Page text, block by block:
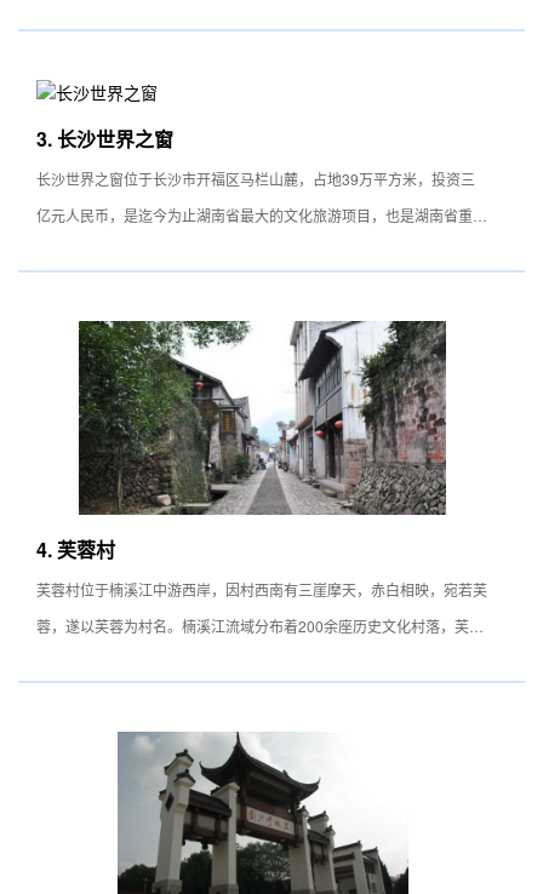
个。
湖南省博物馆文物藏品非常丰富，其中马王堆汉墓文物、商周青铜器、
陈列”、“马王堆墓坑遗址陈列”、“湖南古墓复原陈列”、“湖南名人名胜陈
列”，展览常年对外开放。此外还有一些临时性的展览。每年接待海内
外观众50多万人次。
3. 长沙世界之窗
长沙世界之窗位于长沙市开福区马栏山麓，占地39万平方米，投资三
亿元人民币，是迄今为止湖南省最大的文化旅游项目，也是湖南省重要
情、世界歌舞艺术表演汇集于一园，展现了一个美妙的世界！它是一座
以人类文明史为主线，高层次、高享受、高品位的大花园；一座集世界
风情精粹、形象逼真的全国一流的影视拍摄基地。它体现了自然与人文
化并重，历史、现实与幻想共存的精神，是集愉悦性、趣味性、刺激性
与深刻的文化内涵完美结合的经典之作，同时也是奉献给每一位游客精
心制作的精神文化产品。
长沙世界之窗在各景区的设计上，可谓是独出心裁而又各具魅力。欢乐
谷欢愉狂烈、爱情谷甜蜜温馨、神秘谷神秘莫侧、谐趣园幽默风趣、儿
童乐园诱发童心、国际街热闹豪华……无处不引人入胜，无处不让人心
长沙世界之窗艺术表演，构成整个景区的灵魂。中外民间杂技、杂耍、
种表演形式，有重点，有节奏的展现在游人面前。湘江谷的民间绝技表
演让你惊叹不已，美国高空滑稽跳水让你捧腹大笑，爱情谷欧式婚礼让
你度过人生中温馨的一天，欢乐谷的动感电影让你体验前所未有的惊险
与刺激，水幕电影、音乐喷泉让你感受高科技的魅力……每当夜幕降
4. 芙蓉村
芙蓉村位于楠溪江中游西岸，因村西南有三崖摩天，赤白相映，宛若芙
蓉，遂以芙蓉为村名。楠溪江流域分布着200余座历史文化村落，芙蓉
可参观景点有司马宅、陈氏大宗祠、三星祠、意街、芙蓉亭、明伦堂、
将军屋、南寨门等。